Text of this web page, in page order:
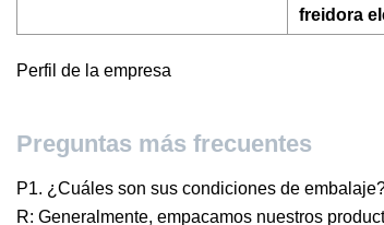
freidora
Perfil de la empresa
Preguntas más frecuentes
P1. ¿Cuáles son sus condiciones de
R: Generalmente, empacamos nuestros